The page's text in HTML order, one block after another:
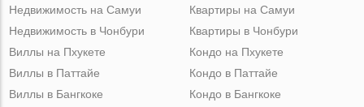
Недвижимость на Самуи
Недвижимость в Чонбури
Квартиры на Самуи
Квартиры в Чонбури
Виллы на Пхукете
Виллы в Паттайе
Виллы в Бангкоке
Кондо на Пхукете
Кондо в Паттайе
Кондо в Бангкоке